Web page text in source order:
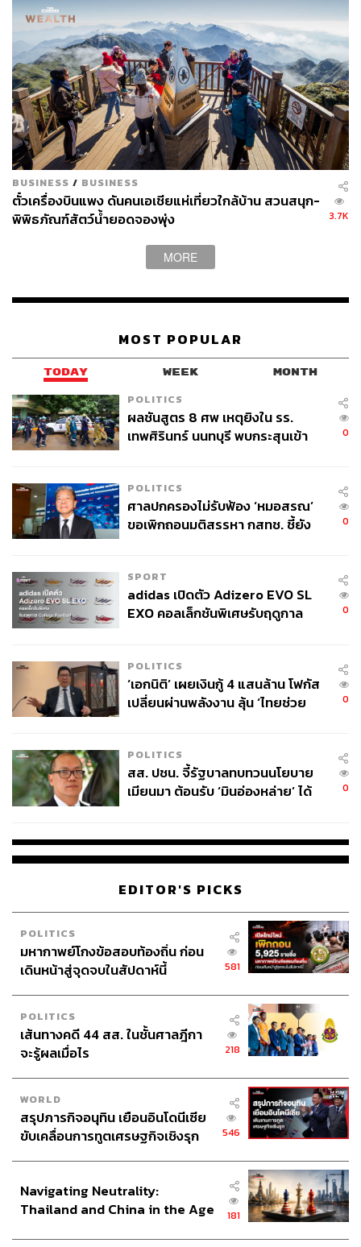
แต่รูปแบบของ QR Payment ในจีนมีลักษณะเป็น Closed
loop โดยใช้ QR Code หลายสี ตามบริการของแต่ละเจ้า เช่น
UnionPay Quick, WeChat, Alipay ขณะที่ Standard QR
Code ของไทยนั้นใช้มาตรฐาน QR Code เดียวกันหมด
ธนาคารแห่งประเทศไทยได้เริ่มพัฒนา Standard QR
Code ขึ้นบน Regulatory Sandbox หรือสนามทดลอง
นวัตกรรมทางการเงิน (FinTech) เพื่อใช้จ่ายค่าสินค้าและ
จะตอบโจทย์ในวงกว้างในรูปแบบ Open Platform และ
จากการจับมือกับ EMVco
หน่วยงานต่างประเทศที่ดูแลและ
สนับสนุนการเชื่อมต่อเครือข่ายการชำระเงินระหว่างประเทศ
อาทิ MasterCard, UnionPay, Visa, American Express และ
JCB เมื่อเดือนพฤษภาคม 2560 และนำมาพัฒนาต่อยอดกับ
กลุ่มธนาคารพาณิชย์ต่างๆ ไปจนถึงระบบ PromptPay
เปิดใช้ตั้งแต่วันที่ 30 สิงหาคมนี้เป็นต้นไป พร้อมชูจุดขายตรง
ที่มีค่าธรรมเนียมต่ำหรือไม่คิดค่าธรรมเนียมในบางกรณี
ธปท. กล่าวว่าปัจจุบันบรรดาธนาคารกำลังพัฒนาและ
ทดลองใช้ในวงจำกัดบน Sandbox ได้แก่ กสิกรไทย และ ไทย
จะรองรับระบบนี้ในอนาคต เช่น วินมอเตอร์ไซค์ แท็กซี่ ร้าน
ริมทางตามย่านการค้าและแหล่งท่องเที่ยว ส่วนธนาคารที่รอ
อนุมัติเข้ามี 6 ราย คือ ธนาคารกรุงเทพ ธนาคารกรุงไทย
และธนาคารออมสิน
ทางด้านสมาคมธนาคารไทยเปิดเผยว่า กลุ่ม e-Wallet จะ
ลิงก์เข้ากับธนาคารโดยตรงในวันที่ 15 กันยายนนี้
คาดว่าเราจะได้ใช้งานกันจริงจังในไตรมาสที่ 4 ของปีนี้
ผ่านการทดสอบระบบงาน การดูแลลูกค้า และการดูแลความ
เสี่ยงที่เกี่ยวข้องตามหลักเกณฑ์ที่กำหนดของ Sandbox
นับเป็นครั้งแรกที่ทุกธนาคารร่วมกันพัฒนาเพื่อใช้ QR
“โจทย์ของเราคือ QR เดียว ใช้ได้หลายแบงก์ หลายบริการ
เช่น จ่ายด้วยบัตรวีซ่า มาสเตอร์การ์ด บัตรเดบิตในประเทศ
เอง เราควบคุมแหล่งเงินทุนหมุนเวียน หรือ Sources of funds
ได้เอง” ตัวแทนจากสมาคมธนาคารไทยกล่าว
BUSINESS / BUSINESS
ตั๋วเครื่องบินแพง ดันคนเอเชียแห่เที่ยวใกล้บ้าน สวนสนุก-
พิพิธภัณฑ์สัตว์น้ำยอดจองพุ่ง
3.7K
MORE
MOST POPULAR
TODAY WEEK MONTH
POLITICS
ผลชันสูตร 8 ศพ เหตุยิงใน รร.
เทพศิรินทร์ นนทบุรี พบกระสุนเข้า
0
POLITICS
ศาลปกครองไม่รับฟ้อง ‘หมอสรณ’
ขอเพิกถอนมติสรรหา กสทช. ชี้ยัง
0
SPORT
adidas เปิดตัว Adizero EVO SL
EXO คอลเล็กชันพิเศษรับฤดูกาล
0
POLITICS
‘เอกนิติ’ เผยเงินกู้ 4 แสนล้าน โฟกัส
เปลี่ยนผ่านพลังงาน ลุ้น ‘ไทยช่วย
0
POLITICS
สส. ปชน. จี้รัฐบาลทบทวนนโยบาย
เมียนมา ต้อนรับ ‘มินอ่องหล่าย’ ได้
0
EDITOR'S PICKS
POLITICS
มหากาพย์โกงข้อสอบท้องถิ่น ก่อน
เดินหน้าสู่จุดจบในสัปดาห์นี้
581
POLITICS
เส้นทางคดี 44 สส. ในชั้นศาลฎีกา
จะรู้ผลเมื่อไร
218
WORLD
สรุปภารกิจอนุทิน เยือนอินโดนีเซีย
ขับเคลื่อนการทูตเศรษฐกิจเชิงรุก
546
Navigating Neutrality:
Thailand and China in the Age
181